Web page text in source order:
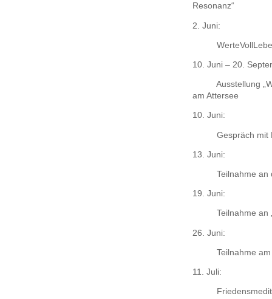
Resonanz“
2. Juni:
10. Juni – 20.
Ausstellung
am Attersee
10. Juni:
Gespräch mit
13. Juni:
Teilnahme an
19. Juni:
Teilnahme an
26. Juni:
Teilnahme
11. Juli: